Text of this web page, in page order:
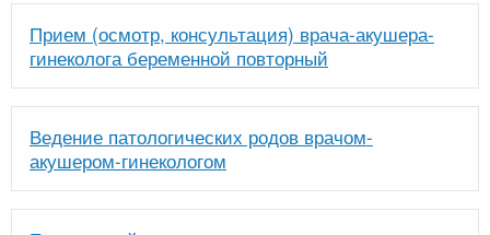
Прием (осмотр, консультация) врача-акушера-
гинеколога беременной повторный
Ведение патологических родов врачом-
акушером-гинекологом